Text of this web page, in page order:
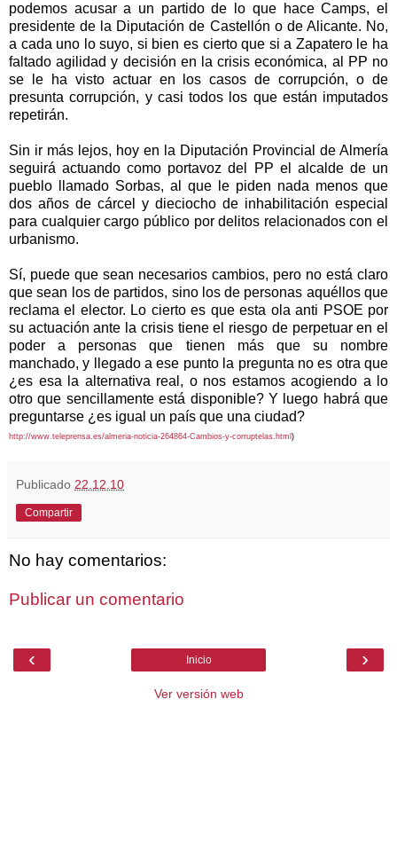
podemos acusar a un partido de lo que hace Camps, el
presidente de la Diputación de Castellón o de Alicante. No,
a cada uno lo suyo, si bien es cierto que si a Zapatero le ha
faltado agilidad y decisión en la crisis económica, al PP no
se le ha visto actuar en los casos de corrupción, o de
presunta corrupción, y casi todos los que están imputados
repetirán.
Sin ir más lejos, hoy en la Diputación Provincial de Almería
seguirá actuando como portavoz del PP el alcalde de un
pueblo llamado Sorbas, al que le piden nada menos que
dos años de cárcel y dieciocho de inhabilitación especial
para cualquier cargo público por delitos relacionados con el
urbanismo.
Sí, puede que sean necesarios cambios, pero no está claro
que sean los de partidos, sino los de personas aquéllos que
reclama el elector. Lo cierto es que esta ola anti PSOE por
su actuación ante la crisis tiene el riesgo de perpetuar en el
poder a personas que tienen más que su nombre
manchado, y llegado a ese punto la pregunta no es otra que
¿es esa la alternativa real, o nos estamos acogiendo a lo
otro que sencillamente está disponible? Y luego habrá que
preguntarse ¿es igual un país que una ciudad?
http://www.teleprensa.es/almeria-noticia-264864-Cambios-y-corruptelas.html )
Publicado 22.12.10
Compartir
No hay comentarios:
Publicar un comentario
‹ ›
Inicio
Ver versión web